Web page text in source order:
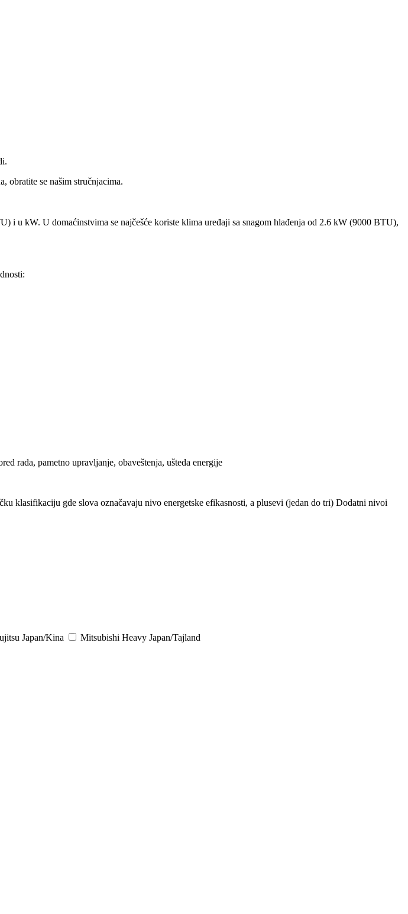
obratite se našim stručnjacima.
u kW. U domaćinstvima se najčešće koriste klima uređaji sa snagom hlađenja od 2.6 kW (9000 BTU),
rada, pametno upravljanje, obaveštenja, ušteda energije
gde slova označavaju nivo energetske efikasnosti, a plusevi (jedan do tri) Dodatni nivoi
Japan/Kina Mitsubishi Heavy Japan/Tajland